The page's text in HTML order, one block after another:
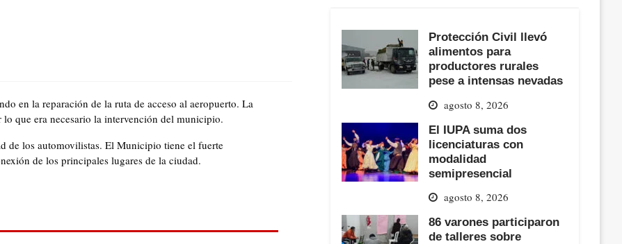
en la reparación de la ruta de acceso al aeropuerto. La
que era necesario la intervención del municipio.
de los automovilistas. El Municipio tiene el fuerte
de los principales lugares de la ciudad.
Protección Civil llevó
alimentos para
productores rurales
pese a intensas nevadas
agosto 8, 2026
El IUPA suma dos
licenciaturas con
modalidad
semipresencial
agosto 8, 2026
86 varones participaron
de talleres sobre